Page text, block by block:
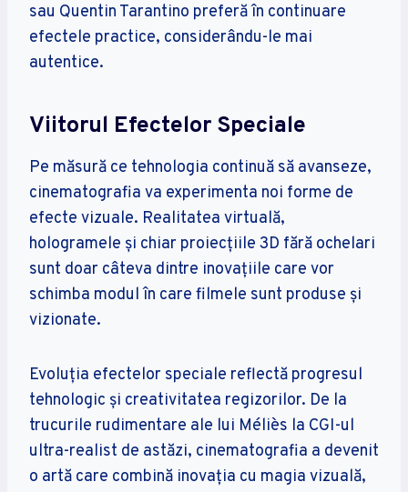
sau Quentin Tarantino preferă în continuare
efectele practice, considerându-le mai
autentice.
Viitorul Efectelor Speciale
Pe măsură ce tehnologia continuă să avanseze,
cinematografia va experimenta noi forme de
efecte vizuale. Realitatea virtuală,
hologramele și chiar proiecțiile 3D fără ochelari
sunt doar câteva dintre inovațiile care vor
schimba modul în care filmele sunt produse și
vizionate.
Evoluția efectelor speciale reflectă progresul
tehnologic și creativitatea regizorilor. De la
trucurile rudimentare ale lui Méliès la CGI-ul
ultra-realist de astăzi, cinematografia a devenit
o artă care combină inovația cu magia vizuală,